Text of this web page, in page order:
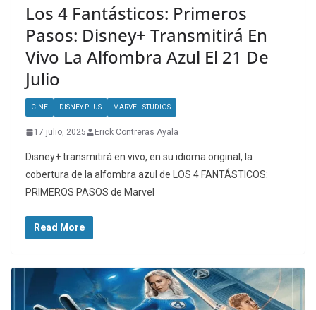
Los 4 Fantásticos: Primeros
Pasos: Disney+ Transmitirá En
Vivo La Alfombra Azul El 21 De
Julio
CINE DISNEY PLUS MARVEL STUDIOS
17 julio, 2025 Erick Contreras Ayala
Disney+ transmitirá en vivo, en su idioma original, la
cobertura de la alfombra azul de LOS 4 FANTÁSTICOS:
PRIMEROS PASOS de Marvel
Read More